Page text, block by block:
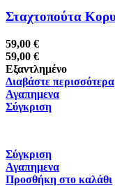
Σταχτοπούτα
59,00 €
59,00 €
Εξαντλημένο
Διαβάστε περισσότερα
Αγαπημενα
Σύγκριση
Σύγκριση
Αγαπημενα
Προσθήκη στο καλάθι